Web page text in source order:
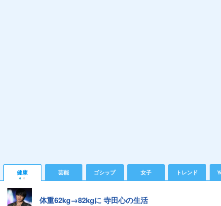
健康 芸能 ゴシップ 女子 トレンド
体重62kg→82kgに 寺田心の生活